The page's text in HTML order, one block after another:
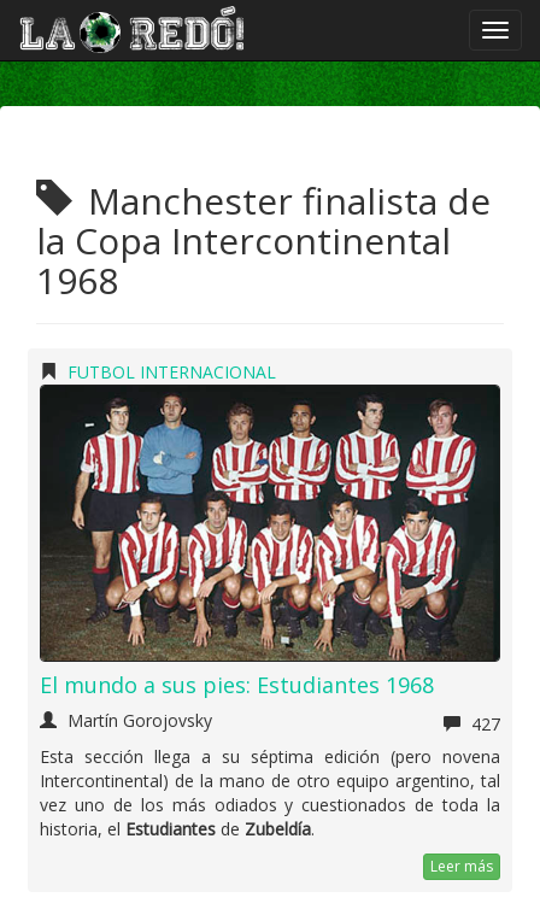
Manchester finalista de
la Copa Intercontinental
1968
FUTBOL INTERNACIONAL
El mundo a sus pies: Estudiantes 1968
Martín Gorojovsky
427
Esta sección llega a su séptima edición (pero novena
Intercontinental) de la mano de otro equipo argentino, tal
vez uno de los más odiados y cuestionados de toda la
historia, el Estudiantes de Zubeldía.
Leer más